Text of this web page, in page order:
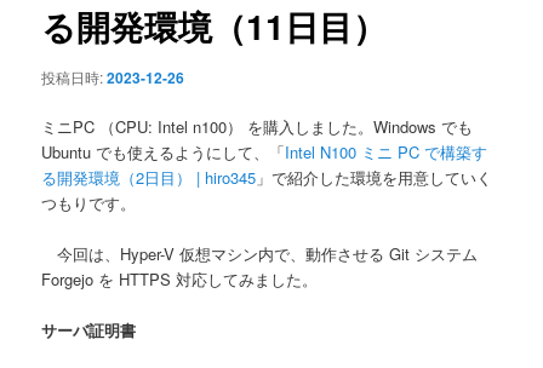
る開発環境（11日目）
投稿日時:2023-12-26
ミニPC （CPU: Intel n100） を購入しました。Windows でも
Ubuntu でも使えるようにして、「Intel N100 ミニ PC で構築す
る開発環境（2日目） | hiro345 」で紹介した環境を用意していく
つもりです。
今回は、Hyper-V 仮想マシン内で、動作させる Git システム
Forgejo を HTTPS 対応してみました。
サーバ証明書